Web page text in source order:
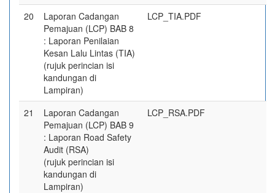
20
Laporan Cadangan
Pemajuan (LCP) BAB 8
: Laporan Penilaian
Kesan Lalu Lintas (TIA)
(rujuk perincian isi
kandungan di
Lampiran)
LCP_TIA.PDF
21
Laporan Cadangan
Pemajuan (LCP) BAB 9
: Laporan Road Safety
Audit (RSA)
(rujuk perincian isi
kandungan di
Lampiran)
LCP_RSA.PDF